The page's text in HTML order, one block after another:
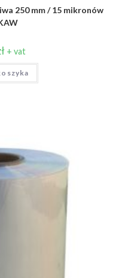
250 mm / 15 mikronów
+ vat